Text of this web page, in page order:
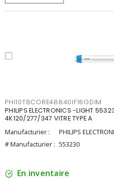
PHI10T8CORE48840IF16GDIM
PHILIPS ELECTRONICS -LIGHT
4K120/277/347 VITRE TYPE A
Manufacturier :
PHILIPS
# Manufacturier : 553230
En inventaire